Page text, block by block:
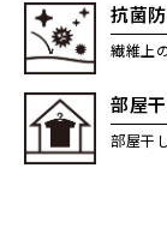
抗菌
繊維上
部屋
部屋干